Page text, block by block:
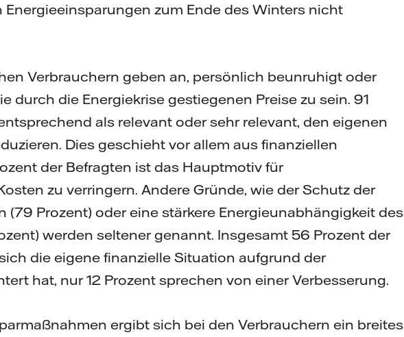
Energieeinsparungen zum Ende des Winters nicht
Verbrauchern geben an, persönlich beunruhigt oder
durch die Energiekrise gestiegenen Preise zu sein. 91
als relevant oder sehr relevant, den eigenen
Dies geschieht vor allem aus finanziellen
der Befragten ist das Hauptmotiv für
zu verringern. Andere Gründe, wie der Schutz der
(79 Prozent) oder eine stärkere Energieunabhängigkeit des
werden seltener genannt. Insgesamt 56 Prozent der
die eigene finanzielle Situation aufgrund der
hat, nur 12 Prozent sprechen von einer Verbesserung.
ergibt sich bei den Verbrauchern ein breites